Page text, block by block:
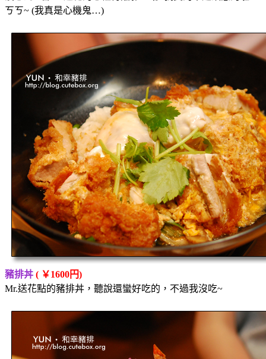
ㄎㄎ~ (我真是心機鬼…)
豬排丼 ( ￥1600円)
Mr.送花點的豬排丼，聽說還蠻好吃的，不過我沒吃~